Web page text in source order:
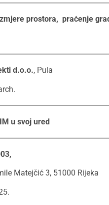
prostora, praćenje
d.o.o., Pula
u svoj ured
Matejčić 3, 51000 Rijeka